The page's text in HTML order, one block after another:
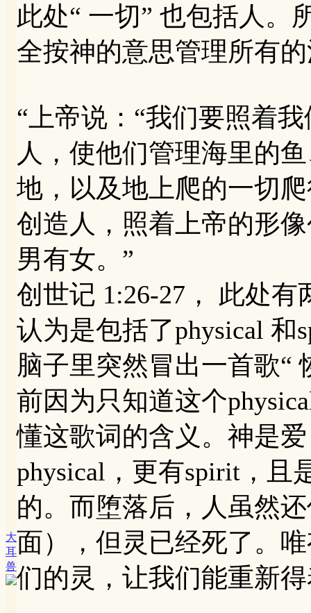
大
耳
兽
此处“ 一切” 也包括人。
全按神的意思管理所有
“上帝说：“我们要照着
人，使他们管理海里的
地，以及地上爬的一切
创造人，照着上帝的形
男有女。”
创世记‬ ‭1‬:‭26-27， 此处有
认为是包括了physical
脑子里突然冒出一首歌“
前因为只知道这个
懂这歌词的含义。神是
physical，更有spirit，且
的。而堕落后，人虽然
面），但灵已经死了。
们的灵，让我们能重新